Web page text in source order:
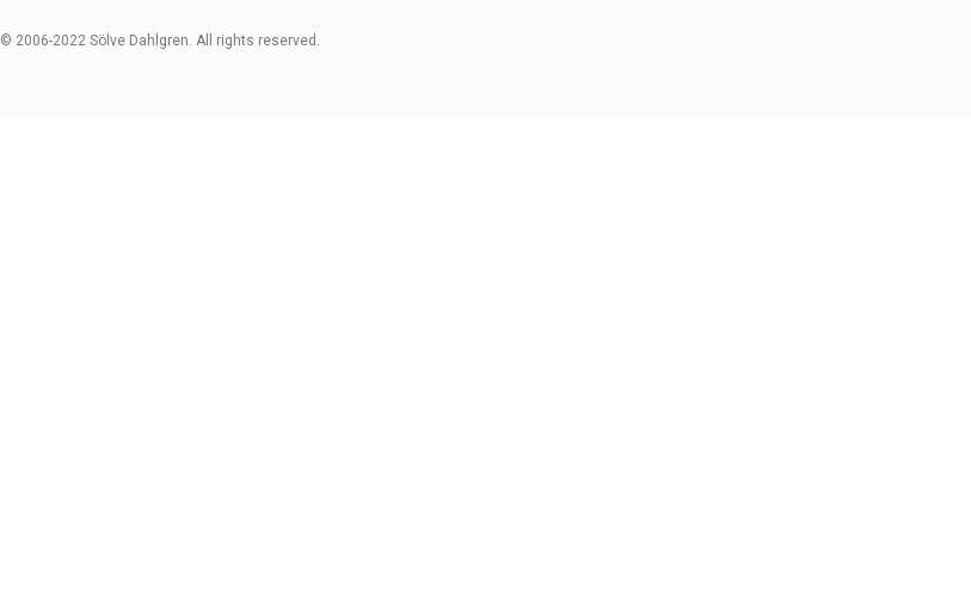
© 2006-2022 Sölve Dahlgren. All rights reserved.